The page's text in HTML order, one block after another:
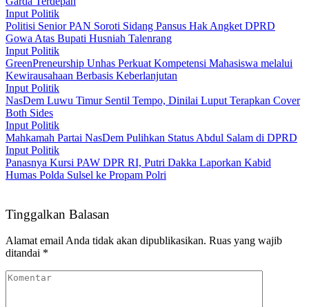
Input Politik
Politisi Senior PAN Soroti Sidang Pansus Hak Angket DPRD
Gowa Atas Bupati Husniah Talenrang
Input Politik
GreenPreneurship Unhas Perkuat Kompetensi Mahasiswa melalui
Kewirausahaan Berbasis Keberlanjutan
Input Politik
NasDem Luwu Timur Sentil Tempo, Dinilai Luput Terapkan Cover
Both Sides
Input Politik
Mahkamah Partai NasDem Pulihkan Status Abdul Salam di DPRD
Input Politik
Panasnya Kursi PAW DPR RI, Putri Dakka Laporkan Kabid
Humas Polda Sulsel ke Propam Polri
Tinggalkan Balasan
Alamat email Anda tidak akan dipublikasikan. Ruas yang wajib
ditandai *